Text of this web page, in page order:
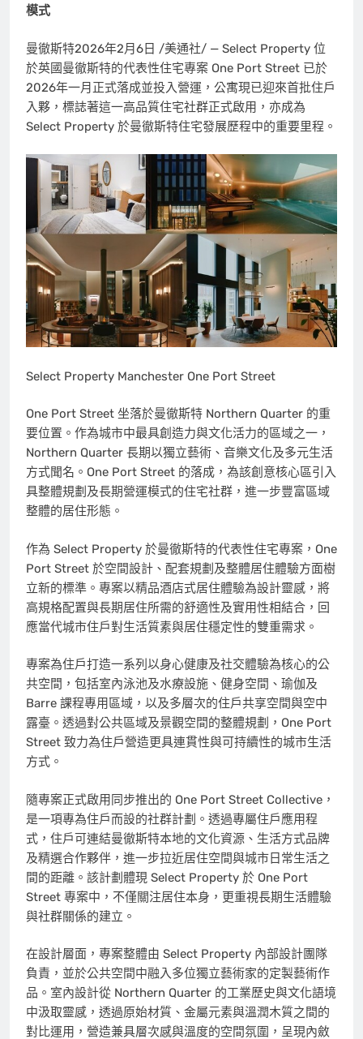
模式
曼徹斯特2026年2月6日 /美通社/ — Select Property 位
於英國曼徹斯特的代表性住宅專案 One Port Street 已於
2026年一月正式落成並投入營運，公寓現已迎來首批住戶
入夥，標誌著這一高品質住宅社群正式啟用，亦成為
Select Property 於曼徹斯特住宅發展歷程中的重要里程。
Select Property Manchester One Port Street
One Port Street 坐落於曼徹斯特 Northern Quarter 的重
要位置。作為城市中最具創造力與文化活力的區域之一，
Northern Quarter 長期以獨立藝術、音樂文化及多元生活
方式聞名。One Port Street 的落成，為該創意核心區引入
具整體規劃及長期營運模式的住宅社群，進一步豐富區域
整體的居住形態。
作為 Select Property 於曼徹斯特的代表性住宅專案，One
Port Street 於空間設計、配套規劃及整體居住體驗方面樹
立新的標準。專案以精品酒店式居住體驗為設計靈感，將
高規格配置與長期居住所需的舒適性及實用性相結合，回
應當代城市住戶對生活質素與居住穩定性的雙重需求。
專案為住戶打造一系列以身心健康及社交體驗為核心的公
共空間，包括室內泳池及水療設施、健身空間、瑜伽及
Barre 課程專用區域，以及多層次的住戶共享空間與空中
露臺。透過對公共區域及景觀空間的整體規劃，One Port
Street 致力為住戶營造更具連貫性與可持續性的城市生活
方式。
隨專案正式啟用同步推出的 One Port Street Collective，
是一項專為住戶而設的社群計劃。透過專屬住戶應用程
式，住戶可連結曼徹斯特本地的文化資源、生活方式品牌
及精選合作夥伴，進一步拉近居住空間與城市日常生活之
間的距離。該計劃體現 Select Property 於 One Port
Street 專案中，不僅關注居住本身，更重視長期生活體驗
與社群關係的建立。
在設計層面，專案整體由 Select Property 內部設計團隊
負責，並於公共空間中融入多位獨立藝術家的定製藝術作
品。室內設計從 Northern Quarter 的工業歷史與文化語境
中汲取靈感，透過原始材質、金屬元素與溫潤木質之間的
對比運用，營造兼具層次感與溫度的空間氛圍，呈現內斂